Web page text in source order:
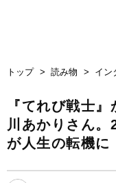
トップ 読み物 イン
『てれび戦士
川あかりさん。
が人生の転機に